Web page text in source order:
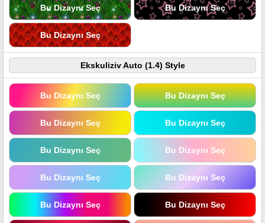
Bu Dizaynı Seç Bu Dizaynı Seç
Bu Dizaynı Seç
Ekskuliziv Auto (1.4) Style
Bu Dizaynı Seç Bu Dizaynı Seç
Bu Dizaynı Seç Bu Dizaynı Seç
Bu Dizaynı Seç Bu Dizaynı Seç
Bu Dizaynı Seç Bu Dizaynı Seç
Bu Dizaynı Seç Bu Dizaynı Seç